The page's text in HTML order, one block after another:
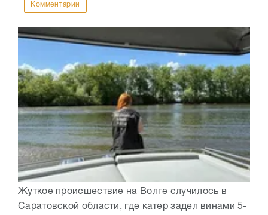
Комментарии
Жуткое происшествие на Волге случилось в
Саратовской области, где катер задел винами 5-